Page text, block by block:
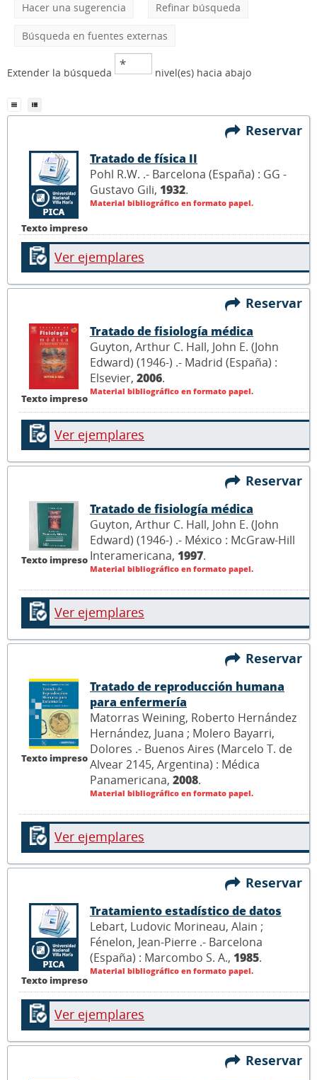
Hacer una sugerencia
Refinar búsqueda
Búsqueda en fuentes externas
Extender la búsqueda nivel(es) hacia abajo
Reservar
Texto impreso
Tratado de física II
Pohl R.W. .- Barcelona (España) : GG -
Gustavo Gili, 1932.
Material bibliográfico en formato papel.
Ver ejemplares
Reservar
Texto impreso
Tratado de fisiología médica
Guyton, Arthur C. Hall, John E. (John
Edward) (1946-) .- Madrid (España) :
Elsevier, 2006.
Material bibliográfico en formato papel.
Ver ejemplares
Reservar
Texto impreso
Tratado de fisiología médica
Guyton, Arthur C. Hall, John E. (John
Edward) (1946-) .- México : McGraw-Hill
Interamericana, 1997.
Material bibliográfico en formato papel.
Ver ejemplares
Reservar
Texto impreso
Tratado de reproducción humana
para enfermería
Matorras Weining, Roberto Hernández
Hernández, Juana ; Molero Bayarri,
Dolores .- Buenos Aires (Marcelo T. de
Alvear 2145, Argentina) : Médica
Panamericana, 2008.
Material bibliográfico en formato papel.
Ver ejemplares
Reservar
Texto impreso
Tratamiento estadístico de datos
Lebart, Ludovic Morineau, Alain ;
Fénelon, Jean-Pierre .- Barcelona
(España) : Marcombo S. A., 1985.
Material bibliográfico en formato papel.
Ver ejemplares
Reservar